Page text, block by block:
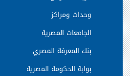
وحدات ومراكز
الجامعات المصرية
بنك المعرفة المصري
بوابة الحكومة المصرية